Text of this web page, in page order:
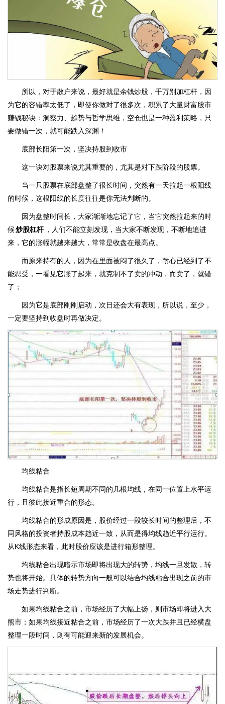
所以，对于散户来说，最好就是余钱炒股，千万别加杠杆，因
为它的容错率太低了，即使你做对了很多次，积累了大量财富股市
赚钱秘诀：洞察力、趋势与哲学思维，空仓也是一种盈利策略，只
要做错一次，就可能跌入深渊！
底部长阳第一次，坚决持股到收市
这一诀对股票来说尤其重要的，尤其是对下跌阶段的股票。
当一只股票在底部盘整了很长时间，突然有一天拉起一根阳线
的时候，这根阳线的长度往往是你无法判断的。
因为盘整时间长，大家渐渐地忘记了它，当它突然拉起来的时
候炒股杠杆 ，人们不能立刻发现，当大家不断发现，不断地追进
来，它的涨幅就越来越大，常常是收盘在最高点。
而原来持有的人，因为在里面被闷了很久了，耐心已经到了不
能忍受，一看见它涨了起来，就克制不了卖的冲动，而卖了，就错
了；
因为它是底部刚刚启动，次日还会大有表现，所以说，至少，
一定要坚持到收盘时再做决定。
均线粘合
均线粘合是指长短周期不同的几根均线，在同一位置上水平运
行，且彼此接近重合的形态。
均线粘合的形成原因是，股价经过一段较长时间的整理后，不
同风格的投资者持股成本趋近一致，从而是得均线趋近平行运行。
从K线形态来看，此时股价应该是进行箱形整理。
均线粘合出现暗示市场即将出现大的转势，均线一旦发散，转
势也将开始。具体的转势方向一般可以结合均线粘合出现之前的市
场走势进行判断。
如果均线粘合之前，市场经历了大幅上扬，则市场即将进入大
熊市；如果均线接近粘合之前，市场经历了一次大跌并且已经横盘
整理一段时间，则有可能迎来新的发展机会。